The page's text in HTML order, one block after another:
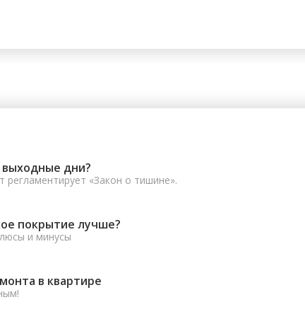
дни?
«Закон о тишине».
покрытие лучше?
и минусы
в квартире